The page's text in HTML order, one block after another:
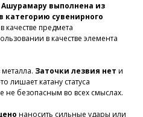
выполнена из
категорию сувенирного
качестве предмета
в качестве элемента
Заточки лезвия нет и
лишает катану статуса
не безопасным во всех смыслах.
наносить сильные удары или